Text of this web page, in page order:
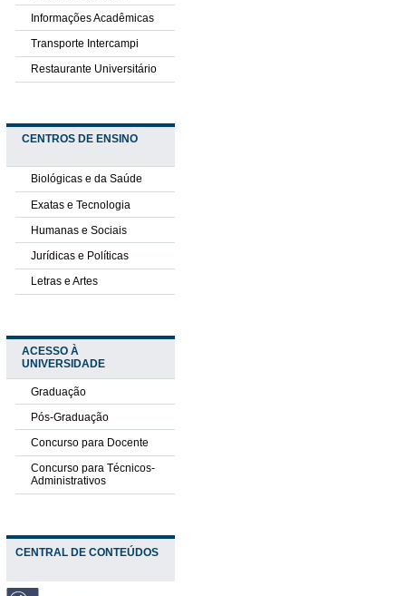
Informações Acadêmicas
Transporte Intercampi
Restaurante Universitário
CENTROS DE ENSINO
Biológicas e da Saúde
Exatas e Tecnologia
Humanas e Sociais
Jurídicas e Políticas
Letras e Artes
ACESSO À
UNIVERSIDADE
Graduação
Pós-Graduação
Concurso para Docente
Concurso para Técnicos-
Administrativos
CENTRAL DE CONTEÚDOS